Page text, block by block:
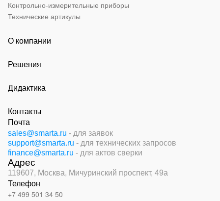
Контрольно-измерительные приборы
Технические артикулы
О компании
Решения
Дидактика
Контакты
Почта
sales@smarta.ru - для заявок
support@smarta.ru - для технических запросов
finance@smarta.ru - для актов сверки
Адрес
119607, Москва, Мичуринский проспект, 49а
Телефон
+7 499 501 34 50